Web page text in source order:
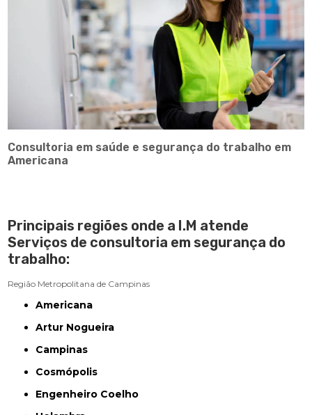
Consultoria em saúde e segurança do trabalho em
Americana
Principais regiões onde a I.M atende
Serviços de consultoria em segurança do
trabalho:
Região Metropolitana de Campinas
Americana
Artur Nogueira
Campinas
Cosmópolis
Engenheiro Coelho